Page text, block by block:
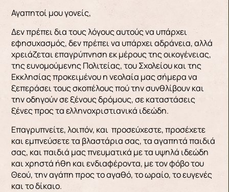
Αγαπητοί μου γονείς,
Δεν πρέπει δια τους λόγους αυτούς να υπάρχει
εφησυχασμός, δεν πρέπει να υπάρχει αδράνεια, αλλά
χρειάζεται επαγρύπνηση εκ μέρους της οικογένειας,
της ευνομούμενης Πολιτείας, του Σχολείου και της
Εκκλησίας προκειμένου η νεολαία μας σήμερα να
ξεπεράσει τους σκοπέλους πού την συνθλίβουν και
την οδηγούν σε ξένους δρόμους, σε καταστάσεις
ξένες προς τα ελληνοχριστιανικά ιδεώδη.
Επαγρυπνείτε, λοιπόν, και προσεύχεστε, προσέχετε
και εμπνεύσετε τα βλαστάρια σας, τα αγαπητά παιδιά
σας, και παιδιά μας πνευματικά με τα υψηλά ιδεώδη
και χρηστά ήθη και ενδιαφέροντα, με τον φόβο του
Θεού, την αγάπη προς το αγαθό, το ωραίο, το ευγενές
και το δίκαιο.